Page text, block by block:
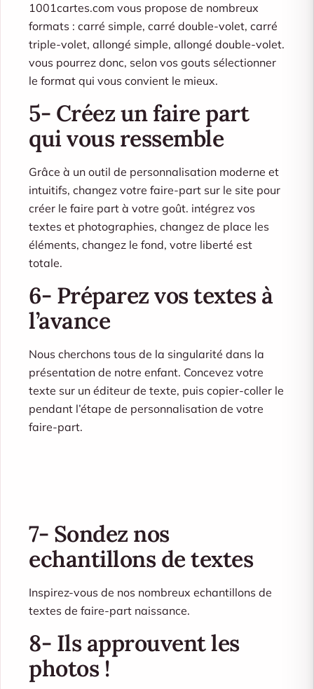
1001cartes.com vous propose de nombreux
formats : carré simple, carré double-volet, carré
triple-volet, allongé simple, allongé double-volet.
vous pourrez donc, selon vos gouts sélectionner
le format qui vous convient le mieux.
5- Créez un faire part
qui vous ressemble
Grâce à un outil de personnalisation moderne et
intuitifs, changez votre faire-part sur le site pour
créer le faire part à votre goût. intégrez vos
textes et photographies, changez de place les
éléments, changez le fond, votre liberté est
totale.
6- Préparez vos textes à
l’avance
Nous cherchons tous de la singularité dans la
présentation de notre enfant. Concevez votre
texte sur un éditeur de texte, puis copier-coller le
pendant l’étape de personnalisation de votre
faire-part.
7- Sondez nos
echantillons de textes
Inspirez-vous de nos nombreux echantillons de
textes de faire-part naissance.
8- Ils approuvent les
photos !